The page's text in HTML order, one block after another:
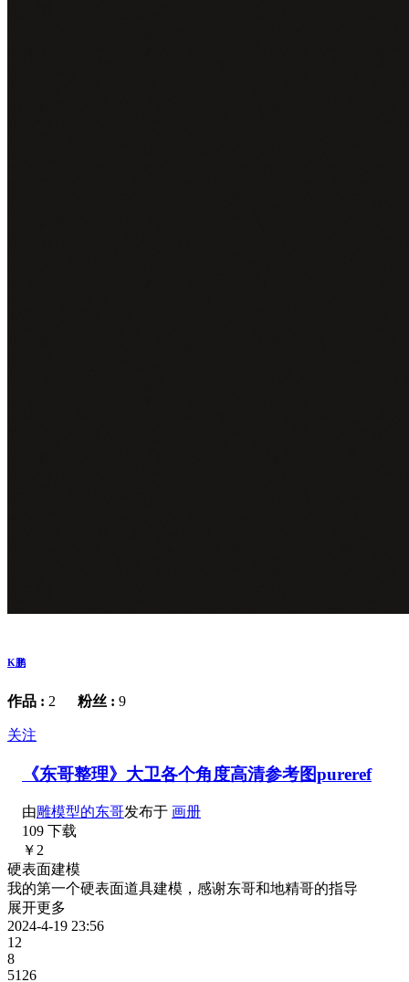
K鹏
作品 : 2 粉丝 : 9
关注
《东哥整理》大卫各个角度高清参考图pureref
由雕模型的东哥发布于 画册
109 下载
￥2
硬表面建模
我的第一个硬表面道具建模，感谢东哥和地精哥的指导
展开更多
2024-4-19 23:56
12
8
5126